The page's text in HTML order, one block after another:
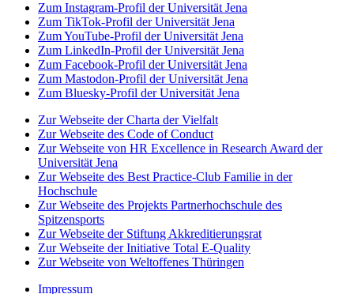
Zum Instagram-Profil der Universität Jena
Zum TikTok-Profil der Universität Jena
Zum YouTube-Profil der Universität Jena
Zum LinkedIn-Profil der Universität Jena
Zum Facebook-Profil der Universität Jena
Zum Mastodon-Profil der Universität Jena
Zum Bluesky-Profil der Universität Jena
Zur Webseite der Charta der Vielfalt
Zur Webseite des Code of Conduct
Zur Webseite von HR Excellence in Research Award der
Universität Jena
Zur Webseite des Best Practice-Club Familie in der
Hochschule
Zur Webseite des Projekts Partnerhochschule des
Spitzensports
Zur Webseite der Stiftung Akkreditierungsrat
Zur Webseite der Initiative Total E-Quality
Zur Webseite von Weltoffenes Thüringen
Impressum